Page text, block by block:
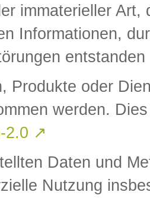
immaterieller
Informationen,
Produkte oder
werden.
2.0 ↗
Daten und
Nutzung